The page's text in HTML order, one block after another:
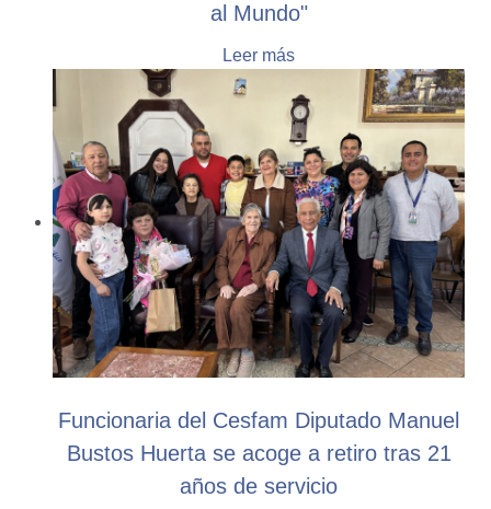
al Mundo"
Leer más
Funcionaria del Cesfam Diputado Manuel
Bustos Huerta se acoge a retiro tras 21
años de servicio